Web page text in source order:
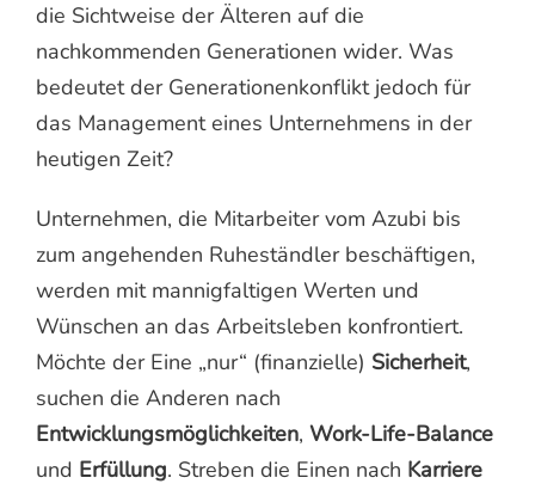
die Sichtweise der Älteren auf die
nachkommenden Generationen wider. Was
bedeutet der Generationenkonflikt jedoch für
das Management eines Unternehmens in der
heutigen Zeit?
Unternehmen, die Mitarbeiter vom Azubi bis
zum angehenden Ruheständler beschäftigen,
werden mit mannigfaltigen Werten und
Wünschen an das Arbeitsleben konfrontiert.
Möchte der Eine „nur“ (finanzielle) Sicherheit,
suchen die Anderen nach
Entwicklungsmöglichkeiten, Work-Life-Balance
und Erfüllung. Streben die Einen nach Karriere